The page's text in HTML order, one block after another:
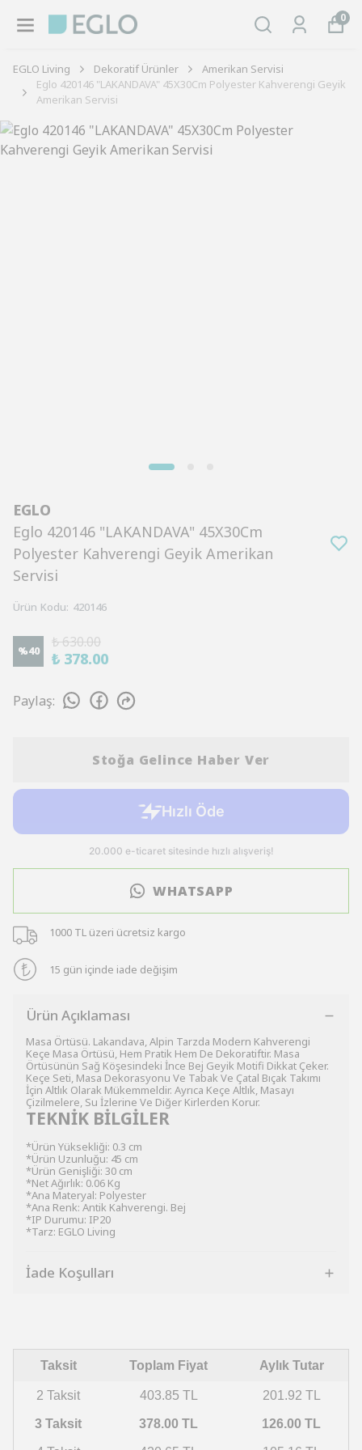
0
EGLO Living Dekoratif Ürünler
Amerikan Servisi
Eglo 420146 "LAKANDAVA" 45X30Cm Polyester Kahverengi Geyik
Amerikan Servisi
EGLO
Eglo 420146 "LAKANDAVA" 45X30Cm
Polyester Kahverengi Geyik Amerikan
Servisi
Ürün Kodu: 420146
%40
₺ 630.00
₺ 378.00
Paylaş:
Stoğa Gelince Haber Ver
WHATSAPP
1000 TL üzeri ücretsiz kargo
15 gün içinde iade değişim
Ürün Açıklaması
Masa Örtüsü. Lakandava, Alpin Tarzda Modern Kahverengi
Keçe Masa Örtüsü, Hem Pratik Hem De Dekoratiftir. Masa
Örtüsünün Sağ Köşesindeki İnce Bej Geyik Motifi Dikkat Çeker.
Keçe Seti, Masa Dekorasyonu Ve Tabak Ve Çatal Bıçak Takımı
İçin Altlık Olarak Mükemmeldir. Ayrıca Keçe Altlık, Masayı
Çizilmelere, Su İzlerine Ve Diğer Kirlerden Korur.
TEKNİK BİLGİLER
*Ürün Yüksekliği: 0.3 cm
*Ürün Uzunluğu: 45 cm
*Ürün Genişliği: 30 cm
*Net Ağırlık: 0.06 Kg
*Ana Materyal: Polyester
*Ana Renk: Antik Kahverengi. Bej
*IP Durumu: IP20
*Tarz: EGLO Living
İade Koşulları
Taksit Toplam Fiyat Aylık Tutar
2 Taksit 403.85 TL 201.92 TL
3 Taksit 378.00 TL 126.00 TL